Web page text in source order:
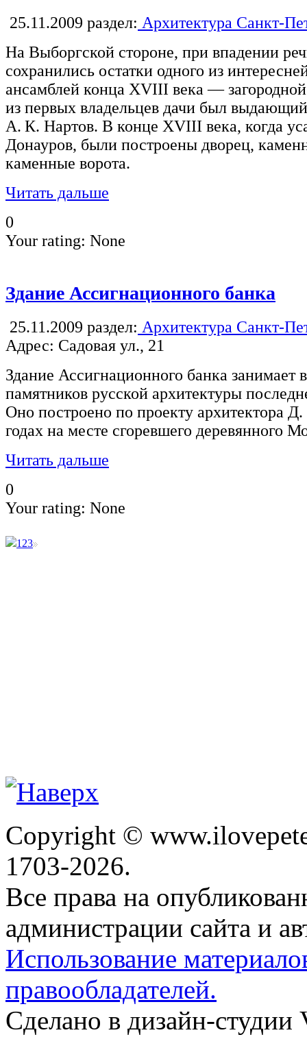
25.11.2009 раздел: Архитектура Санкт-
На Выборгской стороне, при впадении
сохранились остатки одного из
ансамблей конца XVIII века —
из первых владельцев дачи был
А. К. Нартов. В конце XVIII века, когда
Донауров, были построены дворец,
каменные ворота.
Читать дальше
0
Your rating: None
Здание Ассигнационного банка
25.11.2009 раздел: Архитектура Санкт-
Адрес: Садовая ул., 21
Здание Ассигнационного банка занимает
памятников русской архитектуры
Оно построено по проекту архитектора
годах на месте сгоревшего деревянного
Читать дальше
0
Your rating: None
1 23
Copyright ©
1703-2026.
Все права на
администрации сайта и
Использование
правообладателей.
Сделано в дизайн-студии